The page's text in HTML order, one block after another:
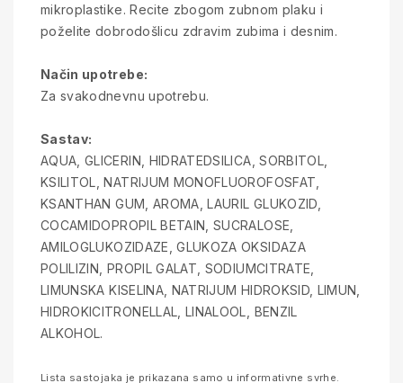
mikroplastike. Recite zbogom zubnom plaku i
poželite dobrodošlicu zdravim zubima i desnim.
Način upotrebe:
Za svakodnevnu upotrebu.
Sastav:
AQUA, GLICERIN, HIDRATEDSILICA, SORBITOL,
KSILITOL, NATRIJUM MONOFLUOROFOSFAT,
KSANTHAN GUM, AROMA, LAURIL GLUKOZID,
COCAMIDOPROPIL BETAIN, SUCRALOSE,
AMILOGLUKOZIDAZE, GLUKOZA OKSIDAZA
POLILIZIN, PROPIL GALAT, SODIUMCITRATE,
LIMUNSKA KISELINA, NATRIJUM HIDROKSID, LIMUN,
HIDROKICITRONELLAL, LINALOOL, BENZIL
ALKOHOL.
Lista sastojaka je prikazana samo u informativne svrhe.